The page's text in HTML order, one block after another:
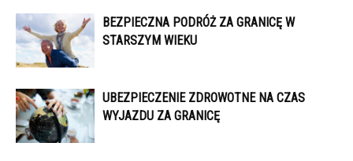
BEZPIECZNA PODRÓŻ ZA GRANICĘ W
STARSZYM WIEKU
UBEZPIECZENIE ZDROWOTNE NA CZAS
WYJAZDU ZA GRANICĘ